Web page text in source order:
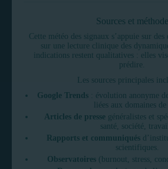
Sources et méthode
Cette météo des signaux s’appuie sur
sur une lecture clinique des
indications restent qualitatives : elles
prédire.
Les sources principales
Google Trends : évolution anonyme
liées aux domaines
Articles de presse généralistes et
santé, société,
Rapports et communiqués
scientifiques.
Observatoires (burnout, stress,